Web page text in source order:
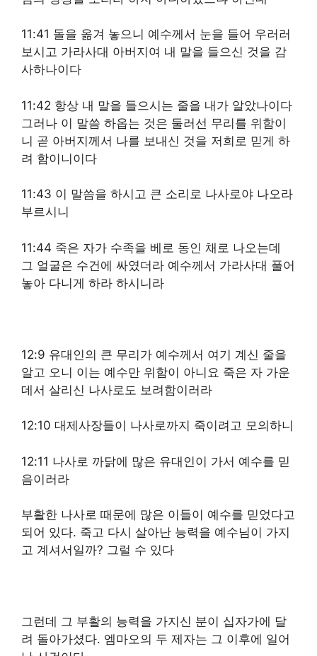
11:41 돌을 옮겨 놓으니 예수께서 눈을 들어 우러러
보시고 가라사대 아버지여 내 말을 들으신 것을 감
사하나이다
11:42 항상 내 말을 들으시는 줄을 내가 알았나이다
그러나 이 말씀 하옵는 것은 둘러선 무리를 위함이
니 곧 아버지께서 나를 보내신 것을 저희로 믿게 하
려 함이니이다
11:43 이 말씀을 하시고 큰 소리로 나사로야 나오라
부르시니
11:44 죽은 자가 수족을 베로 동인 채로 나오는데
그 얼굴은 수건에 싸였더라 예수께서 가라사대 풀어
놓아 다니게 하라 하시니라
12:9 유대인의 큰 무리가 예수께서 여기 계신 줄을
알고 오니 이는 예수만 위함이 아니요 죽은 자 가운
데서 살리신 나사로도 보려함이러라
12:10 대제사장들이 나사로까지 죽이려고 모의하니
12:11 나사로 까닭에 많은 유대인이 가서 예수를 믿
음이러라
부활한 나사로 때문에 많은 이들이 예수를 믿었다고
되어 있다. 죽고 다시 살아난 능력을 예수님이 가지
고 계셔서일까? 그럴 수 있다
그런데 그 부활의 능력을 가지신 분이 십자가에 달
려 돌아가셨다. 엠마오의 두 제자는 그 이후에 일어